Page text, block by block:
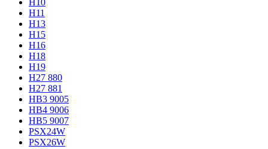
H10
H11
H13
H15
H16
H18
H19
H27 880
H27 881
HB3 9005
HB4 9006
HB5 9007
PSX24W
PSX26W